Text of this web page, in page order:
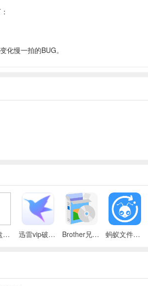
慢一拍的BUG。
夸克网盘官方正式版 迅雷vip破解版永久会员2024版 Brother兄弟 MFC-8480DN多功能一体机ISIS驱动 蚂蚁文件（数据恢复大师）